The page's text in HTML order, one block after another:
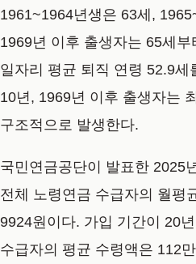
1961~1964년생은 63세,
1969년 이후 출생자는 65세
일자리 평균 퇴직 연령 52.9세
10년, 1969년 이후 출생자는
구조적으로 발생한다.
국민연금공단이 발표한 2025
전체 노령연금 수급자의 월평
9924원이다. 가입 기간이 20
수급자의 평균 수령액은 112